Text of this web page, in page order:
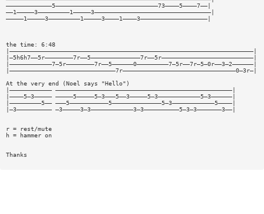
—————————————5—————————————————————————————73————5————7——|
——1—————3—————————1—————3—————————————————————————————————|
—————1—————3—————————1—————3————1————3———————————————————|
the time: 6:48
|—————————————————————————————————————————————————————————————————————|
|—5h6h7——5r————————7r——5——————————————7r——5r——————————————————————————|
|————————————7—5r————————7r——5——————0—————————7—5r——7r—5—0r——3—2——————|
|——————————————————————————————7r————————————————————————————————0—3r—|
At the very end (Noel says "Hello")
|———————————— ——————————————————————————————————————————————————|
|————5—3————— —————5—————5—3———5——3—————5—3————————————5—3——————|
|—————————5—— ———5———————————5——————————————5—3————————————5————|
|—3—————————— —3—————3—3————————————3—3——————————5—3—3———————3——|
r = rest/mute
h = hammer on
Thanks